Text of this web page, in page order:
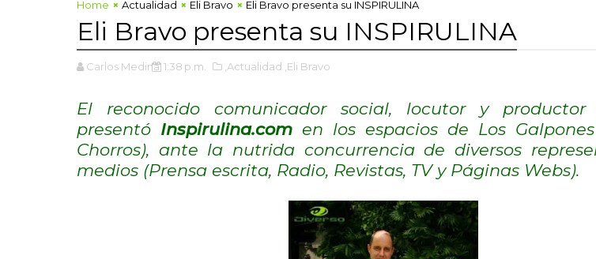
Home Actualidad Eli Bravo Eli Bravo presenta su INSPIRULINA
Eli Bravo presenta su INSPIRULINA
Carlos Medina 1:38 p.m. ,Actualidad ,Eli Bravo
El reconocido comunicador social, locutor y productor
presentó Inspirulina.com en los espacios de Los Galpones
Chorros), ante la nutrida concurrencia de diversos
medios (Prensa escrita, Radio, Revistas, TV y Páginas Webs).